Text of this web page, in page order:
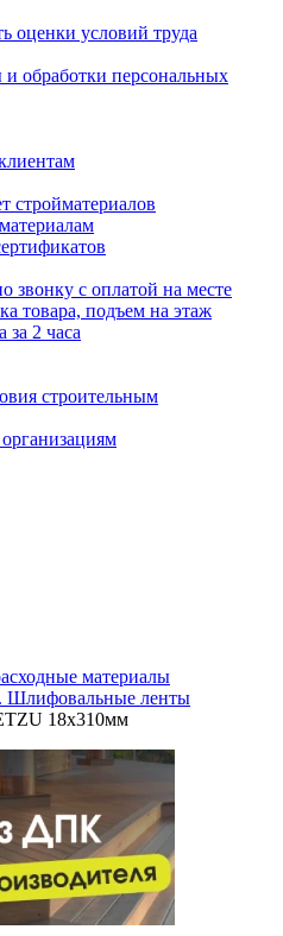
оценки условий труда
обработки персональных
стройматериалов
звонку с оплатой на месте
товара, подъем на этаж
за 2 часа
строительным
материалы
Шлифовальные ленты
18х310мм